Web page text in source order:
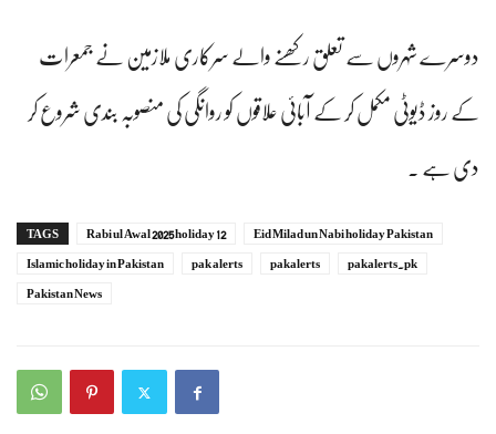
دوسرے شہروں سے تعلق رکھنے والے سرکاری ملازمین نے جمعرات
کے روز ڈیوٹی مکمل کر کے آبائی علاقوں کو روانگی کی منصوبہ بندی شروع کر
دی ہے ۔
TAGS 12 Rabi ul Awal 2025 holiday
Eid Milad un Nabi holiday Pakistan
Islamic holiday in Pakistan
pak alerts pakalerts
pakalerts.pk
Pakistan News